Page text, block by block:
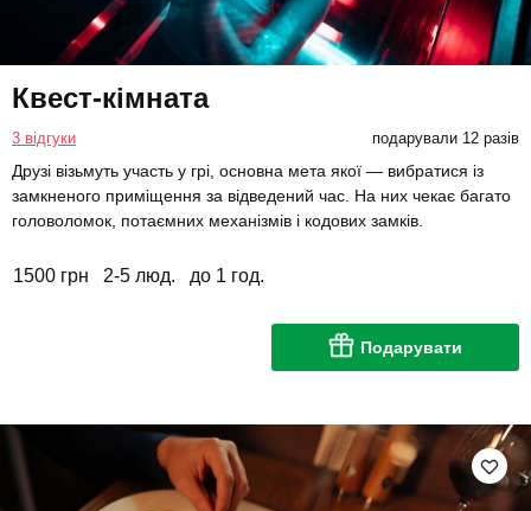
Квест-кімната
3 відгуки подарували 12 разів
Друзі візьмуть участь у грі, основна мета якої — вибратися із
замкненого приміщення за відведений час. На них чекає багато
головоломок, потаємних механізмів і кодових замків.
1500 грн 2-5 люд. до 1 год.
Подарувати